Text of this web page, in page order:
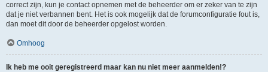
correct zijn, kun je contact opnemen met de beheerder om er zeker van te zijn
dat je niet verbannen bent. Het is ook mogelijk dat de forumconfiguratie fout is,
dan moet dit door de beheerder opgelost worden.
Omhoog
Ik heb me ooit geregistreerd maar kan nu niet meer aanmelden!?